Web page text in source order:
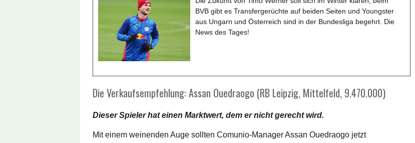
BVB gibt es Transfergerüchte auf beiden Seiten und Youngster
aus Ungarn und Österreich sind in der Bundesliga begehrt. Die
News des Tages!
Die Verkaufsempfehlung: Assan Ouedraogo (RB Leipzig, Mittelfeld, 9.470.000)
Dieser Spieler hat einen Marktwert, dem er nicht gerecht wird.
Mit einem weinenden Auge sollten Comunio-Manager Assan Ouedraogo jetzt